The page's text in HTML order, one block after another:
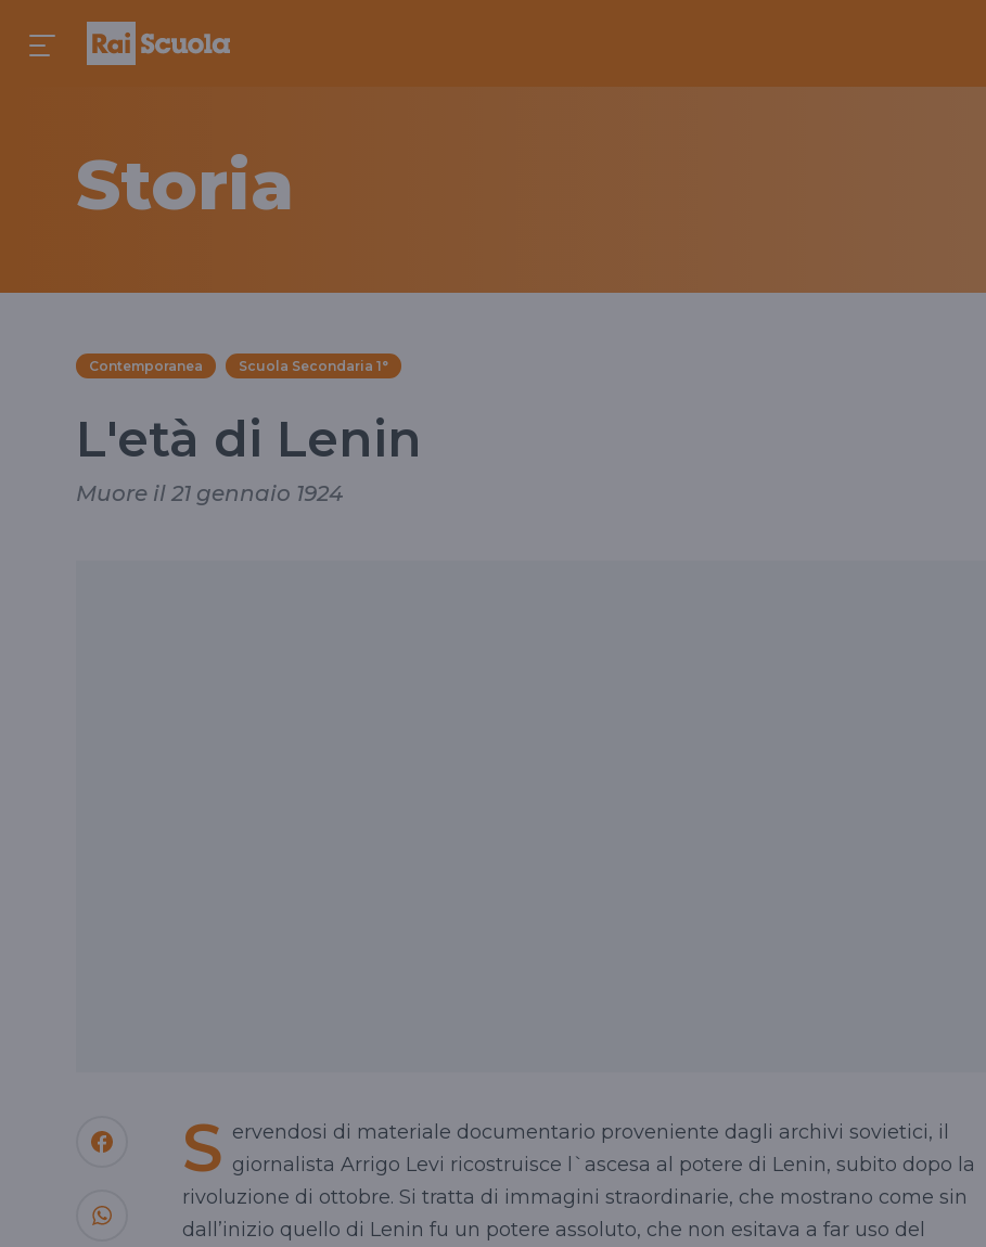
Storia
Contemporanea Scuola Secondaria 1°
L'età di Lenin
Muore il 21 gennaio 1924
S ervendosi di materiale documentario proveniente dagli archivi sovietici, il
giornalista Arrigo Levi ricostruisce l`ascesa al potere di Lenin, subito dopo la
rivoluzione di ottobre. Si tratta di immagini straordinarie, che mostrano come sin
dall’inizio quello di Lenin fu un potere assoluto, che non esitava a far uso del